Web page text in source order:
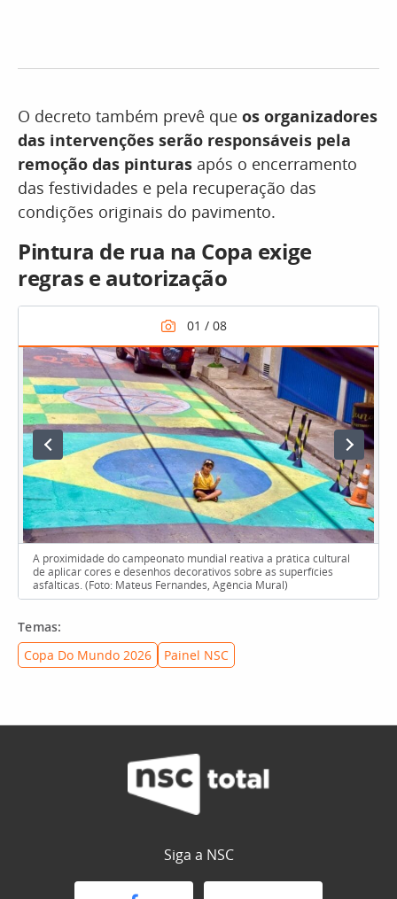
O decreto também prevê que os organizadores
das intervenções serão responsáveis pela
remoção das pinturas após o encerramento
das festividades e pela recuperação das
condições originais do pavimento.
Pintura de rua na Copa exige
regras e autorização
A proximidade do campeonato mundial reativa a prática cultural
de aplicar cores e desenhos decorativos sobre as superfícies
asfálticas. (Foto: Mateus Fernandes, Agência Mural)
Temas:
Copa Do Mundo 2026
Painel NSC
Siga a NSC